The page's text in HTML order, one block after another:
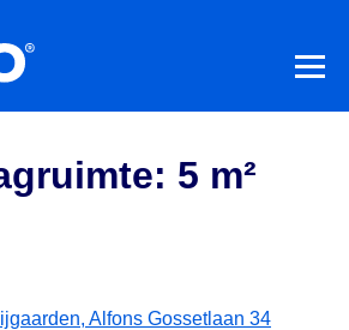
5 m²
Alfons Gossetlaan 34